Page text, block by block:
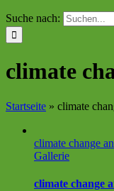
Suche nach:
climate
Startseite » climate
climate change
Gallerie
climate change